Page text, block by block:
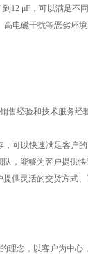
12 μF，可以满足不
电磁干扰等恶劣环
售经验和技术服务
可以快速满足客户
，能够为客户提供
供灵活的交货方式
理念，以客户为中